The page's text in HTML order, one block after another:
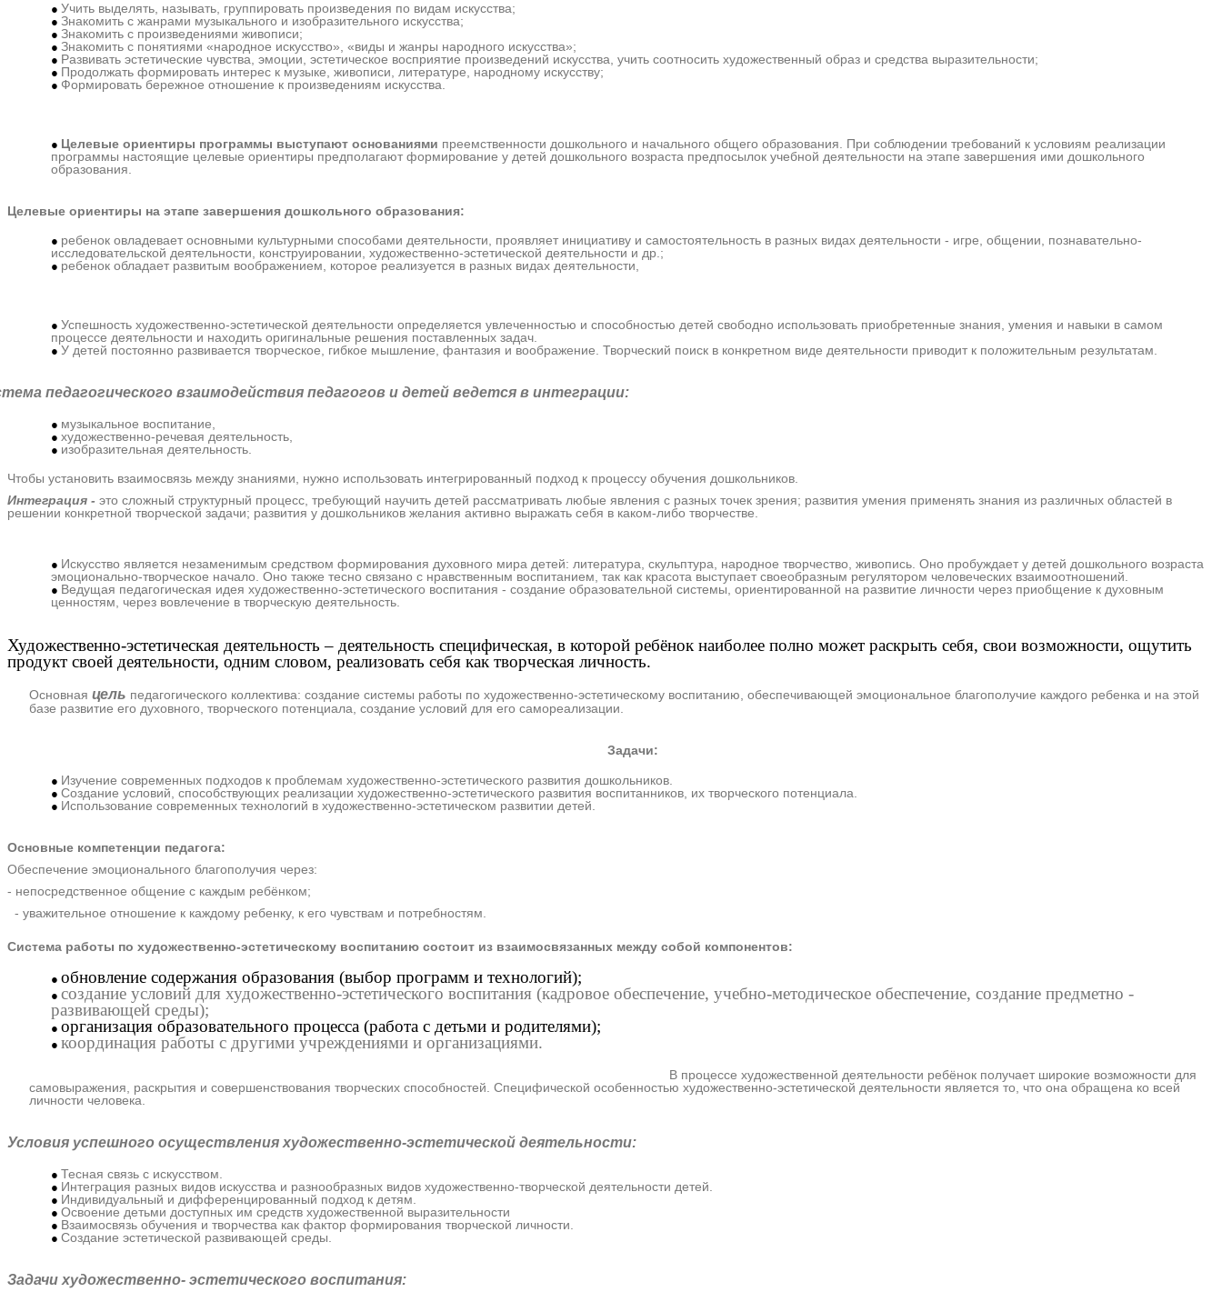
Учить выделять, называть, группировать произведения по видам искусства;
Знакомить с жанрами музыкального и изобразительного искусства;
Знакомить с произведениями живописи;
Знакомить с понятиями «народное искусство», «виды и жанры народного искусства»;
Развивать эстетические чувства, эмоции, эстетическое восприятие произведений искусства, учить соотносить художественный образ и средства выразительности;
Продолжать формировать интерес к музыке, живописи, литературе, народному искусству;
Формировать бережное отношение к произведениям искусства.
Целевые ориентиры программы выступают основаниями преемственности дошкольного и начального общего образования. При соблюдении требований к условиям реализации
программы настоящие целевые ориентиры предполагают формирование у детей дошкольного возраста предпосылок учебной деятельности на этапе завершения ими дошкольного
образования.
Целевые ориентиры на этапе завершения дошкольного образования:
ребенок овладевает основными культурными способами деятельности, проявляет инициативу и самостоятельность в разных видах деятельности - игре, общении, познавательно-
исследовательской деятельности, конструировании, художественно-эстетической деятельности и др.;
ребенок обладает развитым воображением, которое реализуется в разных видах деятельности,
Успешность художественно-эстетической деятельности определяется увлеченностью и способностью детей свободно использовать приобретенные знания, умения и навыки в самом
процессе деятельности и находить оригинальные решения поставленных задач.
У детей постоянно развивается творческое, гибкое мышление, фантазия и воображение. Творческий поиск в конкретном виде деятельности приводит к положительным результатам.
педагогического взаимодействия педагогов и детей ведется в интеграции:
музыкальное воспитание,
художественно-речевая деятельность,
изобразительная деятельность.
Чтобы установить взаимосвязь между знаниями, нужно использовать интегрированный подход к процессу обучения дошкольников.
Интеграция - это сложный структурный процесс, требующий научить детей рассматривать любые явления с разных точек зрения; развития умения применять знания из различных областей в
решении конкретной творческой задачи; развития у дошкольников желания активно выражать себя в каком-либо творчестве.
Искусство является незаменимым средством формирования духовного мира детей: литература, скульптура, народное творчество, живопись. Оно пробуждает у детей дошкольного возраста
эмоционально-творческое начало. Оно также тесно связано с нравственным воспитанием, так как красота выступает своеобразным регулятором человеческих взаимоотношений.
Ведущая педагогическая идея художественно-эстетического воспитания - создание образовательной системы, ориентированной на развитие личности через приобщение к духовным
ценностям, через вовлечение в творческую деятельность.
Художественно-эстетическая деятельность – деятельность специфическая, в которой ребёнок наиболее полно может раскрыть себя, свои возможности, ощутить
продукт своей деятельности, одним словом, реализовать себя как творческая личность.
Основная цель педагогического коллектива: создание системы работы по художественно-эстетическому воспитанию, обеспечивающей эмоциональное благополучие каждого ребенка и на этой
базе развитие его духовного, творческого потенциала, создание условий для его самореализации.
Задачи:
Изучение современных подходов к проблемам художественно-эстетического развития дошкольников.
Создание условий, способствующих реализации художественно-эстетического развития воспитанников, их творческого потенциала.
Использование современных технологий в художественно-эстетическом развитии детей.
Основные компетенции педагога:
Обеспечение эмоционального благополучия через:
- непосредственное общение с каждым ребёнком;
- уважительное отношение к каждому ребенку, к его чувствам и потребностям.
Система работы по художественно-эстетическому воспитанию состоит из взаимосвязанных между собой компонентов:
обновление содержания образования (выбор программ и технологий);
создание условий для художественно-эстетического воспитания (кадровое обеспечение, учебно-методическое обеспечение, создание предметно -
развивающей среды);
организация образовательного процесса (работа с детьми и родителями);
координация работы с другими учреждениями и организациями.
В процессе художественной деятельности ребёнок получает широкие возможности для
самовыражения, раскрытия и совершенствования творческих способностей. Специфической особенностью художественно-эстетической деятельности является то, что она обращена ко всей
личности человека.
Условия успешного осуществления художественно-эстетической деятельности:
Тесная связь с искусством.
Интеграция разных видов искусства и разнообразных видов художественно-творческой деятельности детей.
Индивидуальный и дифференцированный подход к детям.
Освоение детьми доступных им средств художественной выразительности
Взаимосвязь обучения и творчества как фактор формирования творческой личности.
Создание эстетической развивающей среды.
Задачи художественно- эстетического воспитания: